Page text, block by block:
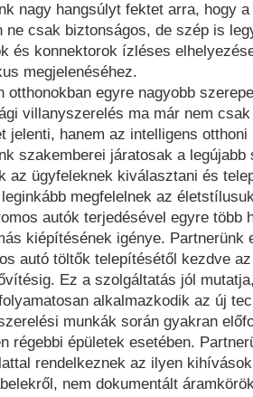
nagy hangsúlyt fektet arra, hogy
ne csak biztonságos, de szép is
és konnektorok ízléses
megjelenéséhez.
otthonokban egyre nagyobb
villanyszerelés ma már nem
jelenti, hanem az intelligens
szakemberei járatosak a
az ügyfeleknek kiválasztani és
megfelelnek az
autók terjedésével egyre több
kiépítésének igénye. Partnerünk
autó töltők telepítésétől kezdve
Ez a szolgáltatás jól
alkalmazkodik az új
munkák során gyakran
régebbi épületek esetében.
rendelkeznek az ilyen
nem dokumentált